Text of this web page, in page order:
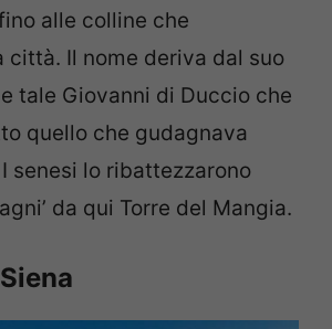
alle colline che
città. Il nome deriva dal suo
tale Giovanni di Duccio che
quello che gudagnava
senesi lo ribattezzarono
da qui Torre del Mangia.